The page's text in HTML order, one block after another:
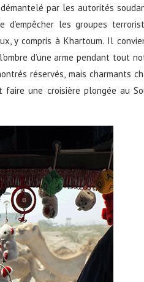
par les autorités
les groupes
y compris à Khartoum. Il
d’une arme pendant tout
réservés, mais charmants
faire une croisière plongée au